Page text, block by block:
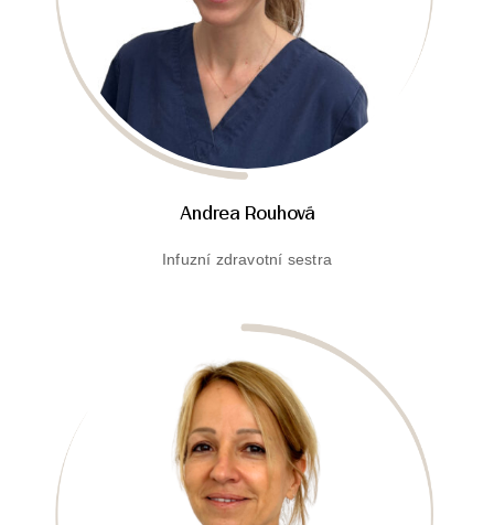
Andrea Rouhová
Infuzní zdravotní sestra